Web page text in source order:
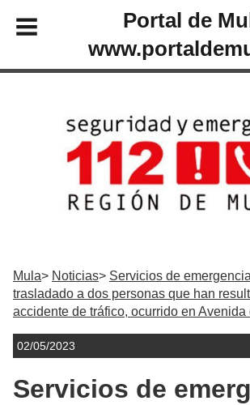
Portal de
Mula Noticias
Servicios de
trasladado a dos personas que han
accidente de tráfico, ocurrido en Avenida
02/05/2023
Servicios de